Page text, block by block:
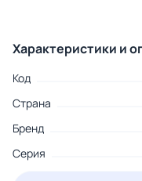
Характеристики и
Код
Страна
Бренд
Серия